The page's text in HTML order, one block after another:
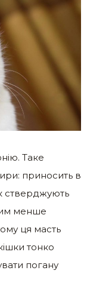
Таке
приносить в
стверджують
менше
ця масть
тонко
погану